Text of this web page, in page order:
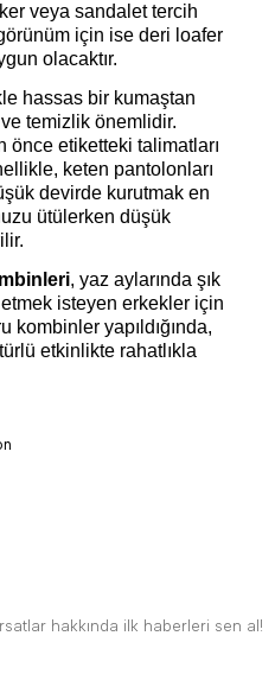
veya sandalet tercih
için ise deri loafer
olacaktır.
hassas bir kumaştan
ve temizlik önemlidir.
önce etiketteki talimatları
keten pantolonları
devirde kurutmak en
ütülerken düşük
, yaz aylarında şık
isteyen erkekler için
kombinler yapıldığında,
etkinlikte rahatlıkla
hakkında ilk haberleri sen al!